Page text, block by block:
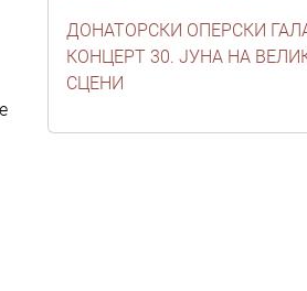
ДОНАТОРСКИ ОПЕРСКИ
КОНЦЕРТ 30. ЈУНА НА
СЦЕНИ